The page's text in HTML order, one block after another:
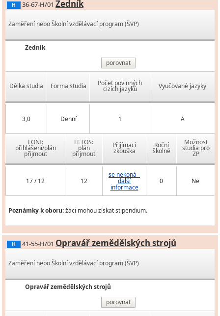
H 36-67-H/01 Zedník
Zaměření nebo Školní vzdělávací program (ŠVP)
Zedník
porovnat
Délka studia Forma studia Počet povinných
cizích jazyků Vyučované jazyky
3,0 Denní 1 A
LONI:
přihlášení/plán
přijmout
LETOS:
plán
přijmout
Přijímací
zkouška
Roční
školné
Možnost
studia pro
ZP
17 / 12 12
se nekoná -
další
informace
0 Ne
Poznámky k oboru:žáci mohou získat stipendium.
H 41-55-H/01 Opravář zemědělských strojů
Zaměření nebo Školní vzdělávací program (ŠVP)
Opravář zemědělských strojů
porovnat